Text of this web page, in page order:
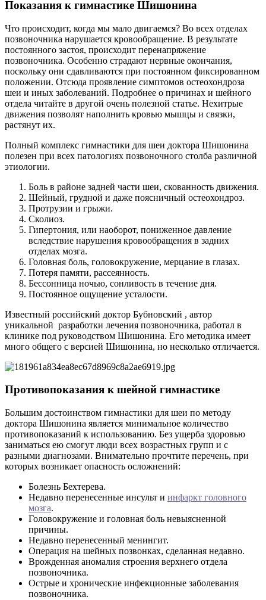
Показания к гимнастике Шишонина
Что происходит, когда мы мало двигаемся? Во всех отделах
позвоночника нарушается кровообращение. В результате
постоянного застоя, происходит перенапряжение
позвоночника. Особенно страдают нервные окончания,
поскольку они сдавливаются при постоянном фиксированном
положении. Отсюда проявление симптомов остеохондроза
шеи и иных заболеваний. Подробнее о причинах и шейного
отдела читайте в другой очень полезной статье. Нехитрые
движения позволят наполнить кровью мышцы и связки,
растянут их.
Полный комплекс гимнастики для шеи доктора Шишонина
полезен при всех патологиях позвоночного столба различной
этиологии.
Боль в районе задней части шеи, скованность движения.
Шейный, грудной и даже поясничный остеохондроз.
Протрузии и грыжи.
Сколиоз.
Гипертония, или наоборот, пониженное давление
вследствие нарушения кровообращения в задних
отделах мозга.
Головная боль, головокружение, мерцание в глазах.
Потеря памяти, рассеянность.
Бессонница ночью, сонливость в течение дня.
Постоянное ощущение усталости.
Известный российский доктор Бубновский , автор
уникальной разработки лечения позвоночника, работал в
клинике под руководством Шишонина. Его методика имеет
много общего с версией Шишонина, но несколько отличается.
Противопоказания к шейной гимнастике
Большим достоинством гимнастики для шеи по методу
доктора Шишонина является минимальное количество
противопоказаний к использованию. Без ущерба здоровью
заниматься ею смогут люди всех возрастных групп и с
разными диагнозами. Внимательно прочтите перечень, при
которых возникает опасность осложнений:
Болезнь Бехтерева.
Недавно перенесенные инсульт и инфаркт головного
мозга.
Головокружение и головная боль невыясненной
причины.
Недавно перенесенный менингит.
Операция на шейных позвонках, сделанная недавно.
Врожденная аномалия строения верхнего отдела
позвоночника.
Острые и хронические инфекционные заболевания
позвоночника.